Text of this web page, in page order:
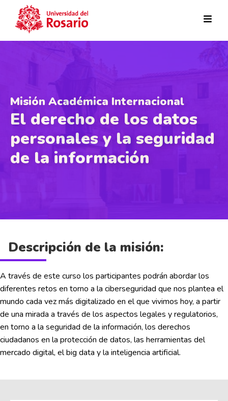
Misión Académica Internacional
El derecho de los datos
personales y la seguridad
de la información
Descripción de la misión:
A través de este curso los participantes podrán abordar los
diferentes retos en torno a la ciberseguridad que nos plantea el
mundo cada vez más digitalizado en el que vivimos hoy, a partir
de una mirada a través de los aspectos legales y regulatorios,
en torno a la seguridad de la información, los derechos
ciudadanos en la protección de datos, las herramientas del
mercado digital, el big data y la inteligencia artificial.